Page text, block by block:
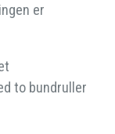
er
to bundruller